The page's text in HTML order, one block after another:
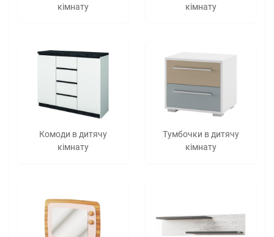
кімнату
кімнату
Комоди в дитячу
кімнату
Тумбочки в дитячу
кімнату